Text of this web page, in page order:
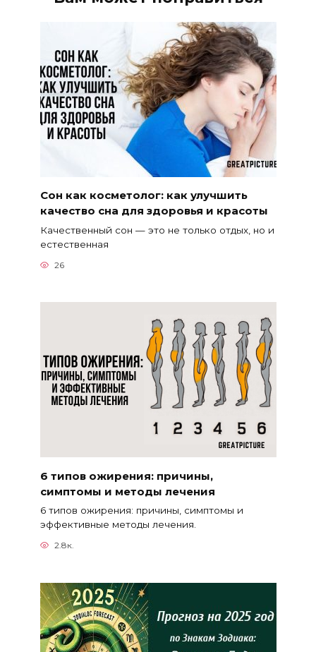
Сон как косметолог: как улучшить
качество сна для здоровья и красоты
Качественный сон — это не только отдых, но и
естественная
26
6 типов ожирения: причины,
симптомы и методы лечения
6 типов ожирения: причины, симптомы и
эффективные методы лечения.
2.8к.